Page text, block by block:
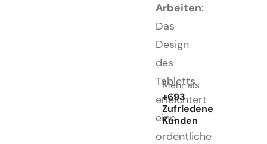
Arbeiten:
Das
Design
des
Tabletts
erleichtert
eine
ordentliche
Mehr als
+693
Zufriedene
Kunden